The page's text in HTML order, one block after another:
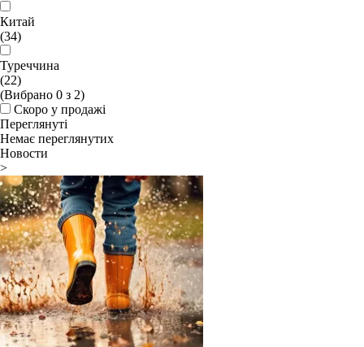
Китай
(34)
Туреччина
(22)
(Вибрано 0 з 2)
Скоро у продажі
Переглянуті
Немає переглянутих
Новости
>